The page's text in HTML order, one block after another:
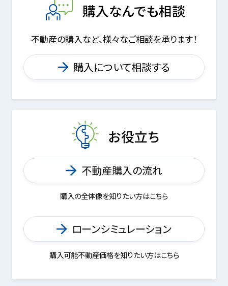
購入なんでも相談
不動産の購入など、様々なご相談を承ります！
購入について相談する
お役立ち
不動産購入の流れ
購入の全体像を知りたい方はこちら
ローンシミュレーション
購入可能不動産価格を知りたい方はこちら